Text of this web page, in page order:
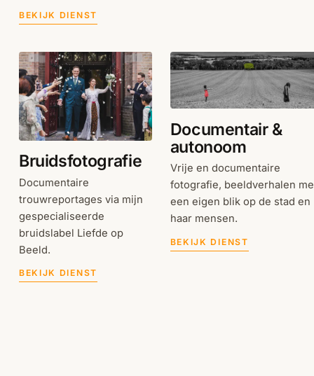
BEKIJK DIENST
Bruidsfotografie
Documentaire
trouwreportages via mijn
gespecialiseerde
bruidslabel Liefde op
Beeld.
BEKIJK DIENST
Documentair &
autonoom
Vrije en documentaire
fotografie, beeldverhalen
een eigen blik op de stad en
haar mensen.
BEKIJK DIENST